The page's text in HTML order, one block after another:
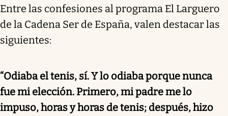
Entre las confesiones al programa El Larguero
de la Cadena Ser de España, valen destacar las
siguientes:
“Odiaba el tenis, sí. Y lo odiaba porque nunca
fue mi elección. Primero, mi padre me lo
impuso, horas y horas de tenis; después, hizo